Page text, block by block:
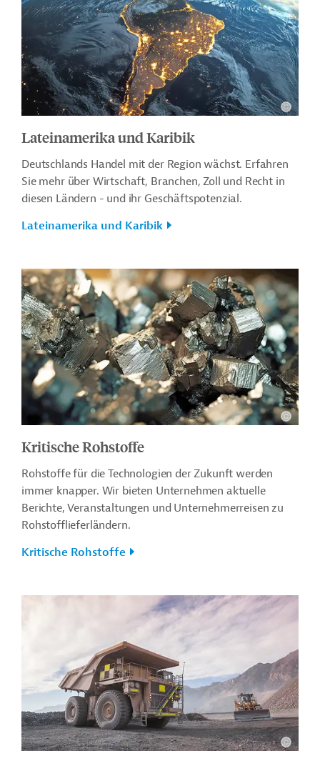
Lateinamerika und Karibik
Deutschlands Handel mit der Region wächst. Erfahren
Sie mehr über Wirtschaft, Branchen, Zoll und Recht in
diesen Ländern - und ihr Geschäftspotenzial.
Lateinamerika und Karibik
Kritische Rohstoffe
Rohstoffe für die Technologien der Zukunft werden
immer knapper. Wir bieten Unternehmen aktuelle
Berichte, Veranstaltungen und Unternehmerreisen zu
Rohstofflieferländern.
Kritische Rohstoffe